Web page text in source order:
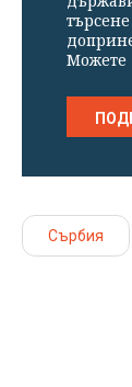
Можете
Сърбия